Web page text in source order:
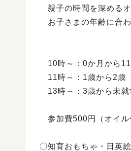
親子の時間を深めるオ
お子さまの年齢に合わ
10時～：0か月から11
11時～：1歳から2歳
13時～：3歳から未就
参加費500円（オイル
〇知育おもちゃ・日英